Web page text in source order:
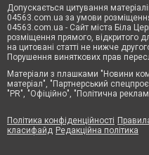
Допускається цитування
04563.com.ua за умови
04563.com.ua - Сайт міста Біла
розміщення прямого, відкритого
на цитовані статті не нижче
Порушення виняткових прав
Матеріали з плашками "Новини
матеріал", "Партнерський
"PR", "Офіційно", "Політична
Політика конфіденційності
класифайд Редакційна політика